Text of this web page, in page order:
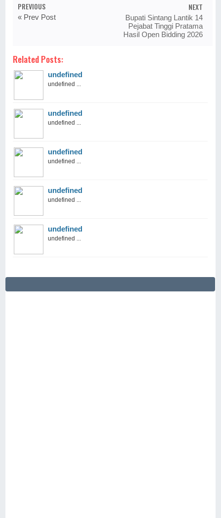
PREVIOUS
« Prev Post
NEXT
Bupati Sintang Lantik 14
Pejabat Tinggi Pratama
Hasil Open Bidding 2026
Related Posts:
undefined
undefined ...
undefined
undefined ...
undefined
undefined ...
undefined
undefined ...
undefined
undefined ...